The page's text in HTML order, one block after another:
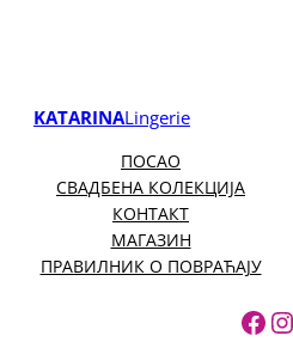
KATARINALingerie
ПОСАО
СВАДБЕНА КОЛЕКЦИЈА
КОНТАКТ
МАГАЗИН
ПРАВИЛНИК О ПОВРАЋАЈУ